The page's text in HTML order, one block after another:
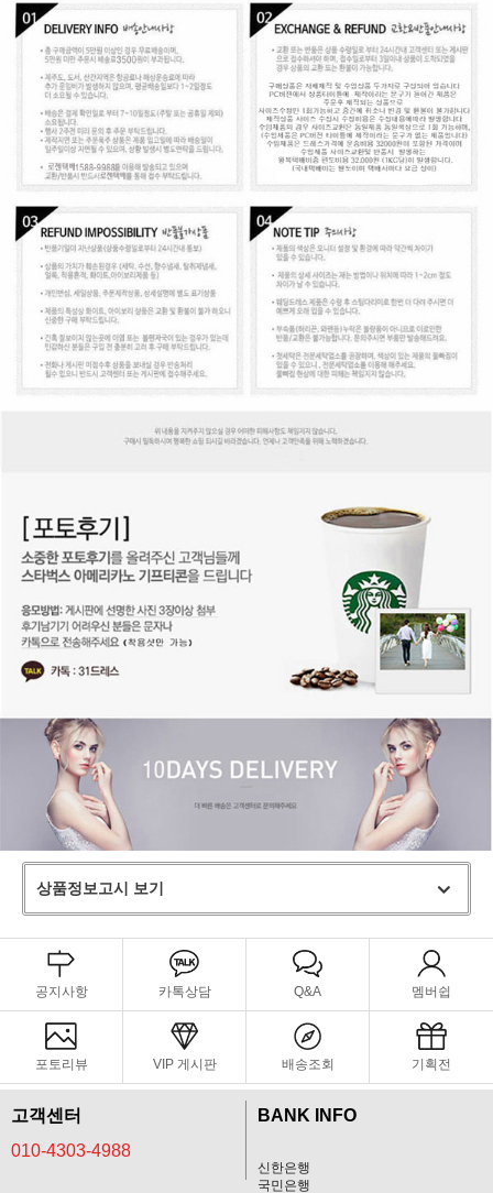
상품정보고시 보기
공지사항 카톡상담 Q&A 멤버쉽
포토리뷰 VIP 게시판 배송조회 기획전
고객센터
010-4303-4988
BANK INFO
신한은행
국민은행